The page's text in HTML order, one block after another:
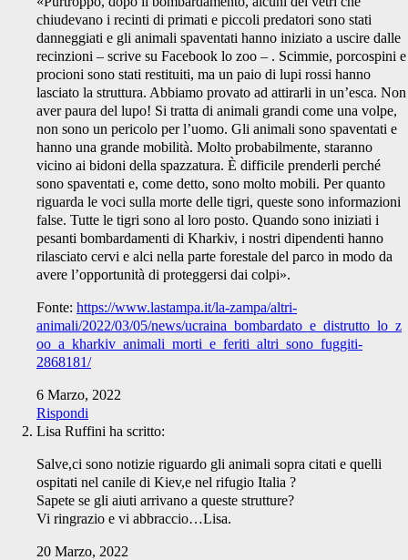
chiudevano i recinti di primati e piccoli predatori sono stati
danneggiati e gli animali spaventati hanno iniziato a uscire dalle
recinzioni – scrive su Facebook lo zoo – . Scimmie, porcospini e
procioni sono stati restituiti, ma un paio di lupi rossi hanno
lasciato la struttura. Abbiamo provato ad attirarli in un’esca. Non
aver paura del lupo! Si tratta di animali grandi come una volpe,
non sono un pericolo per l’uomo. Gli animali sono spaventati e
hanno una grande mobilità. Molto probabilmente, staranno
vicino ai bidoni della spazzatura. È difficile prenderli perché
sono spaventati e, come detto, sono molto mobili. Per quanto
riguarda le voci sulla morte delle tigri, queste sono informazioni
false. Tutte le tigri sono al loro posto. Quando sono iniziati i
pesanti bombardamenti di Kharkiv, i nostri dipendenti hanno
rilasciato cervi e alci nella parte forestale del parco in modo da
avere l’opportunità di proteggersi dai colpi».
Fonte: https://www.lastampa.it/la-zampa/altri-
animali/2022/03/05/news/ucraina_bombardato_e_distrutto_lo_z
oo_a_kharkiv_animali_morti_e_feriti_altri_sono_fuggiti-
2868181/
6 Marzo, 2022
Rispondi
Lisa Ruffini ha scritto:
Salve,ci sono notizie riguardo gli animali sopra citati e quelli
ospitati nel canile di Kiev,e nel rifugio Italia ?
Sapete se gli aiuti arrivano a queste strutture?
Vi ringrazio e vi abbraccio…Lisa.
20 Marzo, 2022